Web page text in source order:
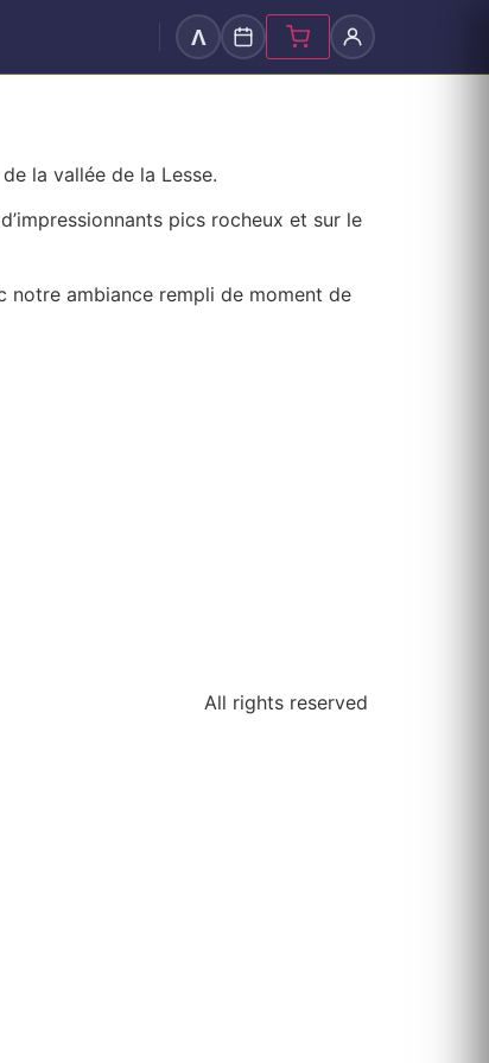
Λ
la vallée de la Lesse.
pics rocheux et sur le
notre ambiance rempli de moment de
All rights reserved